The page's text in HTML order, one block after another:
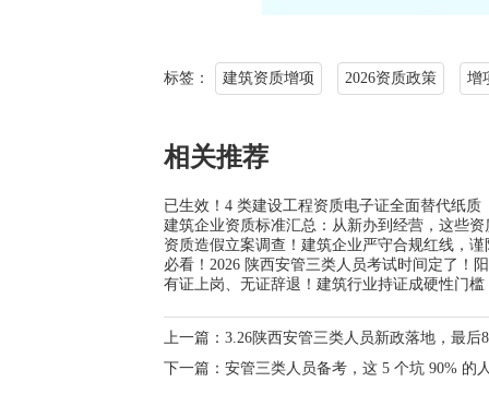
标签： 建筑资质增项 2026资质政策 增
相关推荐
已生效！4 类建设工程资质电子证全面替代纸质
建筑企业资质标准汇总：从新办到经营，这些资
资质造假立案调查！建筑企业严守合规红线，
必看！2026 陕西安管三类人员考试时间定了！
有证上岗、无证辞退！建筑行业持证成硬性门
上一篇： 3.26陕西安管三类人员新政落地，最
下一篇： 安管三类人员备考，这 5 个坑 90% 的